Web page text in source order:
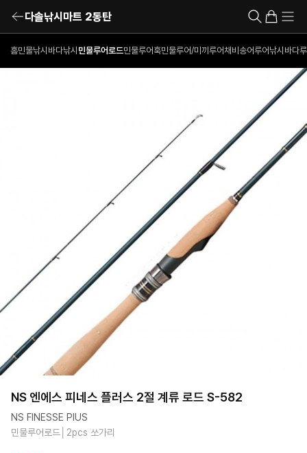
다솔낚시마트 2동탄
홈민물낚시 바다낚시 민물루어로드민물루어훅민물루어/미끼 루어채비 송어루어낚시 바다
NS 엔에스 피네스 플러스 2절 계류 로드 S-582
NS FINESSE PIUS
민물루어로드│2pcs 쏘가리